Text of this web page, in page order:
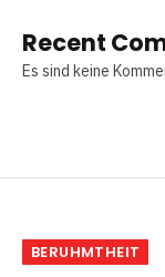
Recent
Es sind keine
BERUHMTHEIT